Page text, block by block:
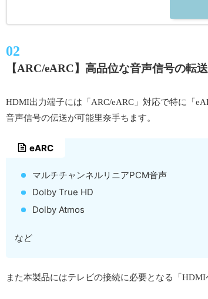
【ARC/eARC】高品位な音声信号の転
HDMI出力端子には「ARC/eARC」対応で特に「
音声信号の伝送が可能里奈手ちます。
eARC
マルチチャンネルリニアPCM音声
Dolby True HD
Dolby Atmos
など
また本製品にはテレビの接続に必要となる「HDMI